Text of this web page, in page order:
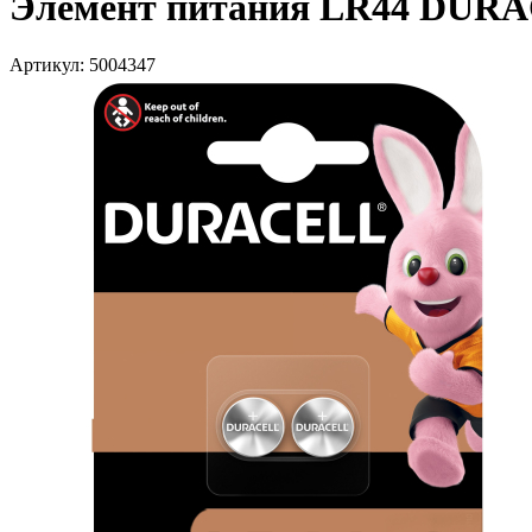
Артикул: 5004347